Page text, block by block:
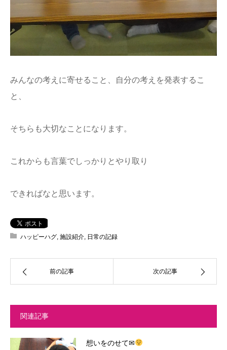
みんなの考えに寄せること、自分の考えを発表するこ
と、
そちらも大切なことになります。
これからも言葉でしっかりとやり取り
できればなと思います。
ハッピーハグ 施設紹介 日常の記録
前の記事 次の記事
関連記事
想いをのせて✉